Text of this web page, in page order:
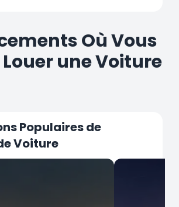
Où Vous
Louer une Voiture
Populaires de
Voiture